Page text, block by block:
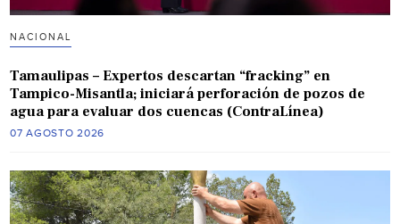
NACIONAL
Tamaulipas – Expertos descartan “fracking” en
Tampico-Misantla; iniciará perforación de pozos de
agua para evaluar dos cuencas (ContraLínea)
07 AGOSTO 2026